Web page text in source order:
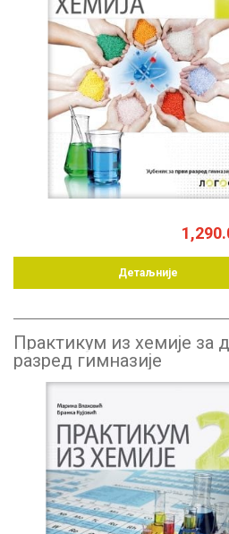
Детаљније
Практикум из хемије за
разред гимназије